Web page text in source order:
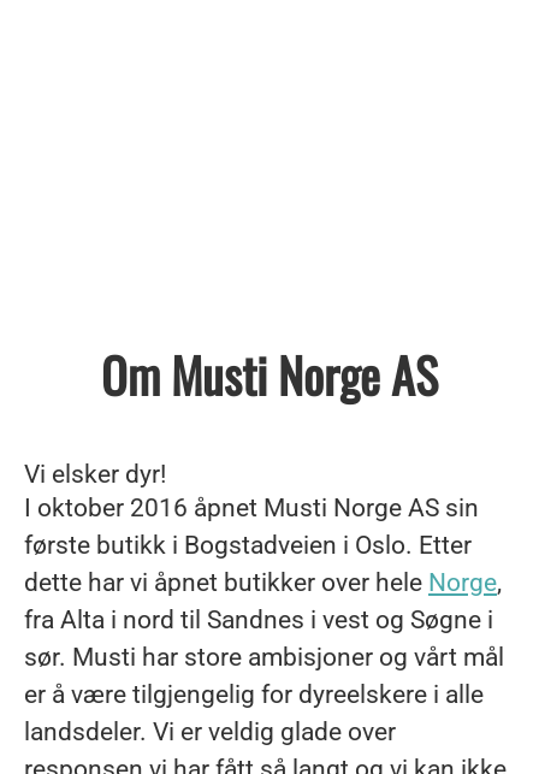
Om Musti Norge AS
Vi elsker dyr!
I oktober 2016 åpnet Musti Norge AS sin
første butikk i Bogstadveien i Oslo. Etter
dette har vi åpnet butikker over hele Norge,
fra Alta i nord til Sandnes i vest og Søgne i
sør. Musti har store ambisjoner og vårt mål
er å være tilgjengelig for dyreelskere i alle
landsdeler. Vi er veldig glade over